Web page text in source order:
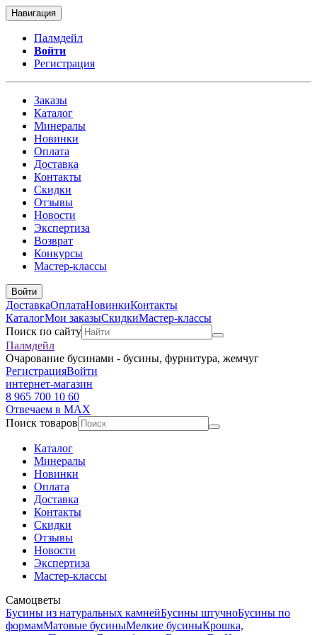
Навигация
Палмдейл
Войти
Регистрация
Заказы
Каталог
Минералы
Новинки
Оплата
Доставка
Контакты
Скидки
Отзывы
Новости
Экспертиза
Возврат
Конкурсы
Мастер-классы
Войти
ДоставкаОплатаНовинкиКонтакты
КаталогМои заказыСкидкиМастер-классы
Поиск по сайту
Палмдейл
Очарование бусинами - бусины, фурнитура, жемчуг
РегистрацияВойти
интернет-магазин
8 965 700 10 60
Отвечаем в MAX
Поиск товаров
Каталог
Минералы
Новинки
Оплата
Доставка
Контакты
Скидки
Отзывы
Новости
Экспертиза
Мастер-классы
Самоцветы
Бусины из натуральных камнейБусины штучноБусины по
формамМатовые бусиныМелкие бусиныКрошка,